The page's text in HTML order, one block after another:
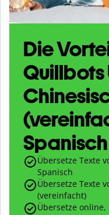
Die
Quillbots
Spanisch
Übersetze Texte
Spanisch
Übersetze Texte
(vereinfacht)
Übersetze